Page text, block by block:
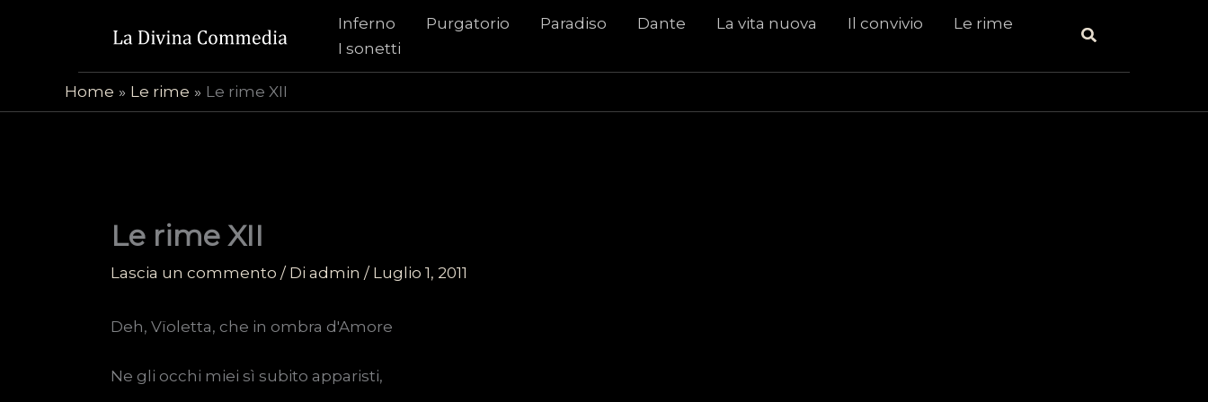
Inferno Purgatorio Paradiso Dante La vita nuova Il convivio
Le rime
I sonetti
Cerca
Home Le rime Le rime XII
Le rime XII
Lascia un commento / Di admin / Luglio 1, 2011
Deh, Vïoletta, che in ombra d'Amore
Ne gli occhi miei sì subito apparisti,